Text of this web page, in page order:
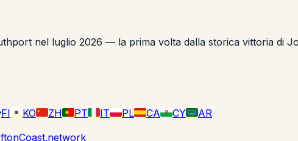
nel luglio 2026 — la prima volta dalla storica vittoria di
FI KO ZH PT IT PL CA Y CY لا إله
AR